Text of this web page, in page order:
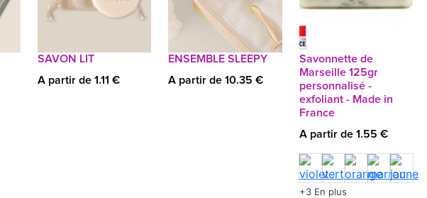
SAVON LIT
A partir de 1.11 €
ENSEMBLE SLEEPY
A partir de 10.35 €
Savonnette de
Marseille 125gr
personnalisé -
exfoliant - Made in
France
A partir de 1.55 €
+3 En plus